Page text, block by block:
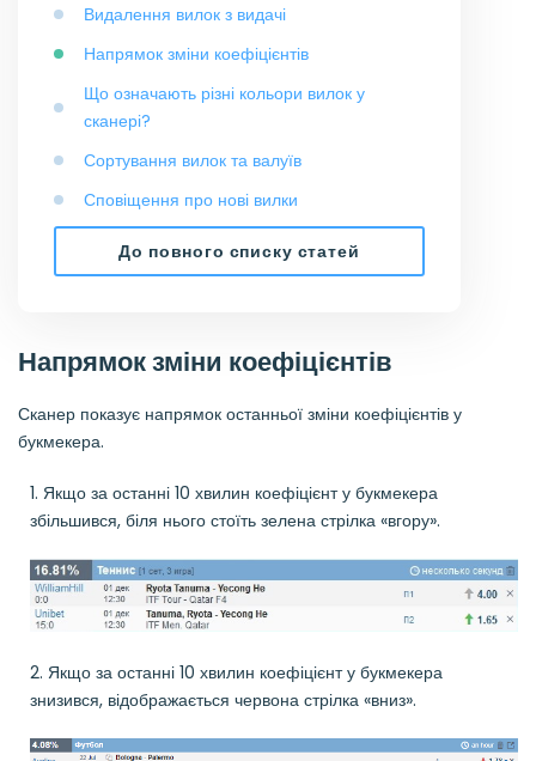
Видалення вилок з видачі
Напрямок зміни коефіцієнтів
Що означають різні кольори вилок у
сканері?
Сортування вилок та валуїв
Сповіщення про нові вилки
До повного списку статей
Напрямок зміни коефіцієнтів
Сканер показує напрямок останньої зміни коефіцієнтів у
букмекера.
1. Якщо за останні 10 хвилин коефіцієнт у букмекера
збільшився, біля нього стоїть зелена стрілка «вгору».
2. Якщо за останні 10 хвилин коефіцієнт у букмекера
знизився, відображається червона стрілка «вниз».